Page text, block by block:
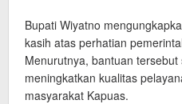
Bupati Wiyatno
kasih atas perhatian
Menurutnya, bantuan
meningkatkan kualitas
masyarakat Kapuas.